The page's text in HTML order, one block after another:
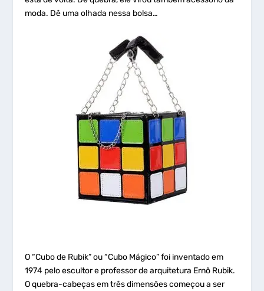
moda. Dê uma olhada nessa bolsa…
O “Cubo de Rubik” ou “Cubo Mágico” foi inventado em
1974 pelo escultor e professor de arquitetura Ernõ Rubik.
O quebra-cabeças em três dimensões começou a ser